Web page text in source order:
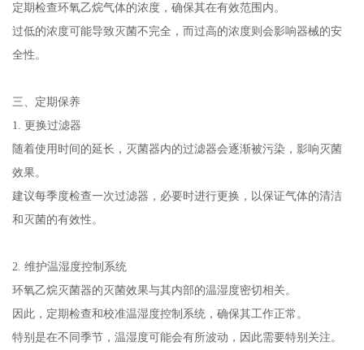
定期检查环氧乙烷气体的浓度，确保其在有效范围内。
过低的浓度可能导致灭菌不完全，而过高的浓度则会影响器械的安
全性。
三、定期保养
1. 更换过滤器
随着使用时间的延长，灭菌器内的过滤器会逐渐被污染，影响灭菌
效果。
建议每季度检查一次过滤器，必要时进行更换，以保证气体的清洁
和灭菌的有效性。
2. 维护温湿度控制系统
环氧乙烷灭菌器的灭菌效果与其内部的温湿度密切相关。
因此，定期检查和校准温湿度控制系统，确保其工作正常。
特别是在不同季节，温湿度可能会有所波动，因此需要特别关注。